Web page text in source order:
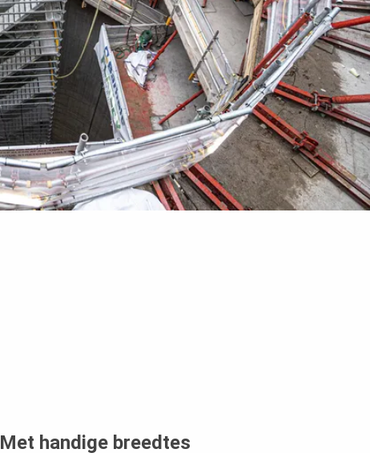
Met handige breedtes